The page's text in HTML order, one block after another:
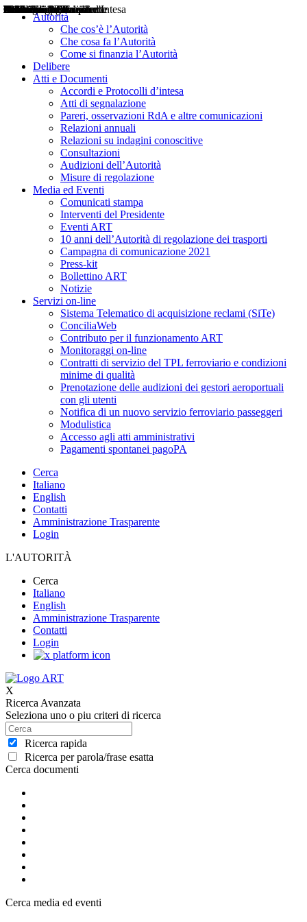
Autorità
Che cos’è l’Autorità
Che cosa fa l’Autorità
Come si finanzia l’Autorità
Delibere
Atti e Documenti
Accordi e Protocolli d’intesa
Atti di segnalazione
Pareri, osservazioni RdA e altre comunicazioni
Relazioni annuali
Relazioni su indagini conoscitive
Consultazioni
Audizioni dell’Autorità
Misure di regolazione
Media ed Eventi
Comunicati stampa
Interventi del Presidente
Eventi ART
10 anni dell’Autorità di regolazione dei trasporti
Campagna di comunicazione 2021
Press-kit
Bollettino ART
Notizie
Servizi on-line
Sistema Telematico di acquisizione reclami (SiTe)
ConciliaWeb
Contributo per il funzionamento ART
Monitoraggi on-line
Contratti di servizio del TPL ferroviario e condizioni
minime di qualità
Prenotazione delle audizioni dei gestori aeroportuali
con gli utenti
Notifica di un nuovo servizio ferroviario passeggeri
Modulistica
Accesso agli atti amministrativi
Pagamenti spontanei pagoPA
Cerca
Italiano
English
Contatti
Amministrazione Trasparente
Login
L'AUTORITÀ
Cerca
Italiano
English
Amministrazione Trasparente
Contatti
Login
X
Ricerca Avanzata
Seleziona uno o piu criteri di ricerca
Ricerca rapida
Ricerca per parola/frase esatta
Cerca documenti
Delibere
Pareri
Consultazioni
Audizioni
Atti di Segnalazione
Accordi e Protocolli d'Intesa
Relazioni annuali
Misure di regolazione
Cerca media ed eventi
Notizie
Comunicati Stampa
Bollettini ART
Convegni ART
Interviste del Presidente
Articoli in primo piano
Interventi del Presidente
2004
2005
2010
2013
2014
2015
2016
2017
2018
2019
202
2020
2021
2022
2023
2024
2025
2026
Aereo
Marittimo
Terrestre